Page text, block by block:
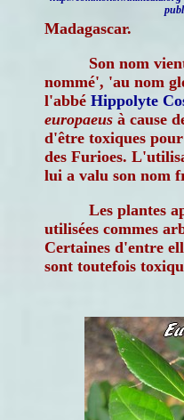
Madagascar.
Son nom
nommé', 'au nom
l'abbé Hippolyte
europaeus à cause
d'être toxiques
des Furioes.
lui a valu son nom
Les plantes
utilisées commes
Certaines d'entre
sont toutefois